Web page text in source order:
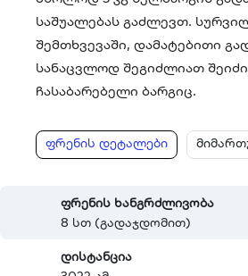
საშუალებას გაძლევთ.
შემთხვევაში, დამატებითი
სანაცვლოდ შეგიძლიათ
ჩასაბარებელი ბარგიც.
ფრენის დეტალები
ფრენის ხანგრძლივობა
8 სთ (გადაჯდომით)
დისტანცია